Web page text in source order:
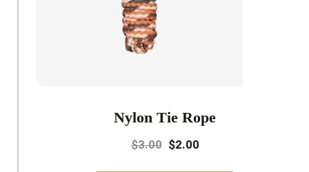
Nylon Tie Rope
$3.00 Il
$2.00Il